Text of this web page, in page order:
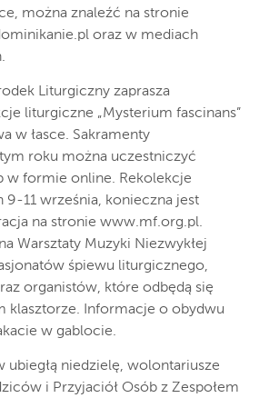
można znaleźć na stronie
oraz w mediach
Liturgiczny zaprasza
liturgiczne „Mysterium fascinans”
w łasce. Sakramenty
roku można uczestniczyć
w formie online. Rekolekcje
9-11 września, konieczna jest
na stronie www.mf.org.pl.
Warsztaty Muzyki Niezwykłej
śpiewu liturgicznego,
organistów, które odbędą się
klasztorze. Informacje o obydwu
w gablocie.
ubiegłą niedzielę, wolontariusze
i Przyjaciół Osób z Zespołem